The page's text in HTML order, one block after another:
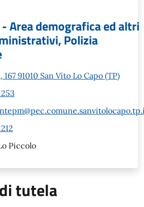
Area demografica ed altri
Polizia
167 91010 San Vito Lo Capo (TP)
Piccolo
tutela